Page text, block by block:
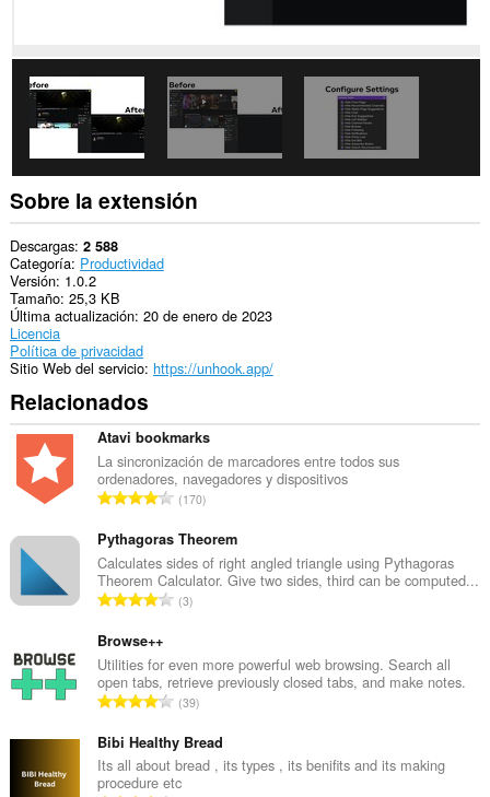
Sobre la extensión
Descargas 2 588
Categoría Productividad
Versión 1.0.2
Tamaño 25,3 KB
Última actualización 20 de enero de 2023
Licencia
Política de privacidad
Sitio Web del servicio https://unhook.app/
Relacionados
Atavi bookmarks
La sincronización de marcadores entre todos sus
ordenadores, navegadores y dispositivos
N
m
e
r
o
t
a
d
e
p
170
Pythagoras Theorem
Calculates sides of right angled triangle using Pythagoras
Theorem Calculator. Give two sides, third can be computed...
N
e
r
o
o
t
3
Browse++
Utilities for even more powerful web browsing. Search all
open tabs, retrieve previously closed tabs, and make notes.
N
m
e
r
39
Bibi Healthy Bread
Its all about bread , its types , its benifits and its making
procedure etc